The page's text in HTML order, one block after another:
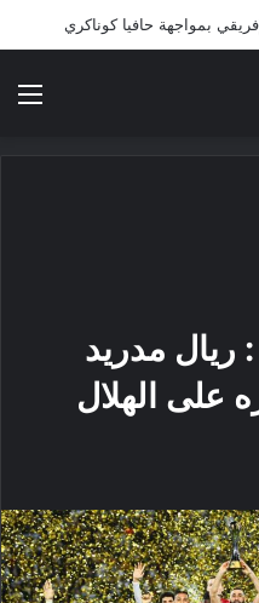
بمواجهة حافيا كوناكري
: ريال مدريد
على الهلال